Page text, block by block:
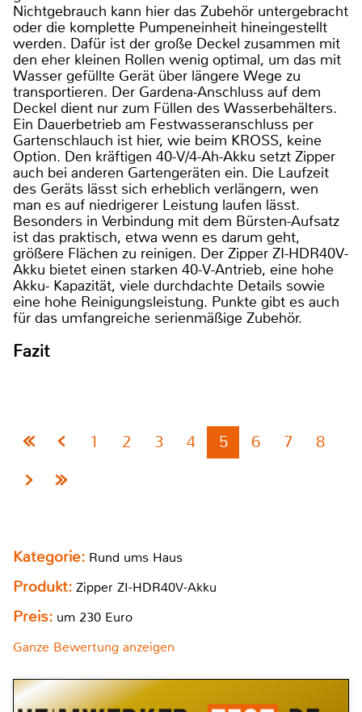
Nichtgebrauch kann hier das Zubehör untergebracht
oder die komplette Pumpeneinheit hineingestellt
werden. Dafür ist der große Deckel zusammen mit
den eher kleinen Rollen wenig optimal, um das mit
Wasser gefüllte Gerät über längere Wege zu
transportieren. Der Gardena-Anschluss auf dem
Deckel dient nur zum Füllen des Wasserbehälters.
Ein Dauerbetrieb am Festwasseranschluss per
Gartenschlauch ist hier, wie beim KROSS, keine
Option. Den kräftigen 40-V/4-Ah-Akku setzt Zipper
auch bei anderen Gartengeräten ein. Die Laufzeit
des Geräts lässt sich erheblich verlängern, wen
man es auf niedrigerer Leistung laufen lässt.
Besonders in Verbindung mit dem Bürsten-Aufsatz
ist das praktisch, etwa wenn es darum geht,
größere Flächen zu reinigen. Der Zipper ZI-HDR40V-
Akku bietet einen starken 40-V-Antrieb, eine hohe
Akku- Kapazität, viele durchdachte Details sowie
eine hohe Reinigungsleistung. Punkte gibt es auch
für das umfangreiche serienmäßige Zubehör.
Fazit
1 2 3 4 5 6 7 8
Kategorie: Rund ums Haus
Produkt: Zipper ZI-HDR40V-Akku
Preis: um 230 Euro
Ganze Bewertung anzeigen